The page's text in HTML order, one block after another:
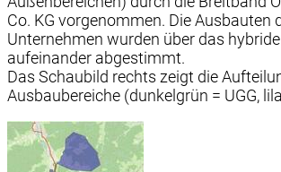
Co. KG vorgenommen. Die Ausbauten
Unternehmen wurden über das
aufeinander abgestimmt.
Das Schaubild rechts zeigt die
Ausbaubereiche (dunkelgrün = UGG,